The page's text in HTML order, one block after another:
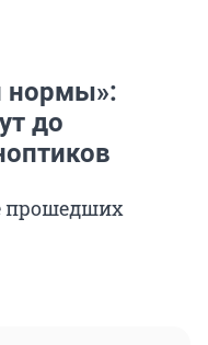
нормы»:
до
прошедших